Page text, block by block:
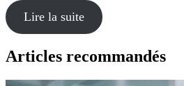
Lire la suite
Articles recommandés